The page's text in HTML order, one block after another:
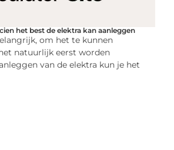
het best de elektra kan aanleggen
om het te kunnen
natuurlijk eerst worden
van de elektra kun je het